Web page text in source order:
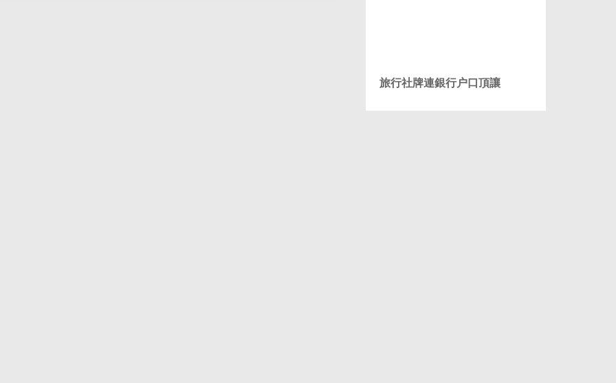
旅行社牌連銀行户口頂讓